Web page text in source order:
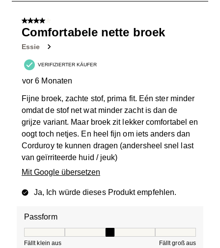
von
Bewertungen.
4 von 5 Sternen.
Comfortabele nette broek
Essie
VERIFIZIERTER KÄUFER
vor 6 Monaten
Fijne broek, zachte stof, prima fit. Eén ster minder
omdat de stof net wat minder zacht is dan de
grijze variant. Maar broek zit lekker comfortabel en
oogt toch netjes. En heel fijn om iets anders dan
Corduroy te kunnen dragen (andersheel snel last
van geïrriteerde huid / jeuk)
Mit Google übersetzen
Ja, Ich würde dieses Produkt empfehlen.
Passform
Fällt klein aus Fällt groß aus